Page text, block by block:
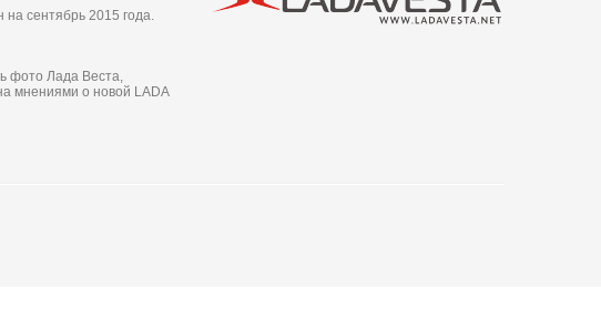
сентябрь 2015 года.
фото Лада Веста,
мнениями о новой LADA